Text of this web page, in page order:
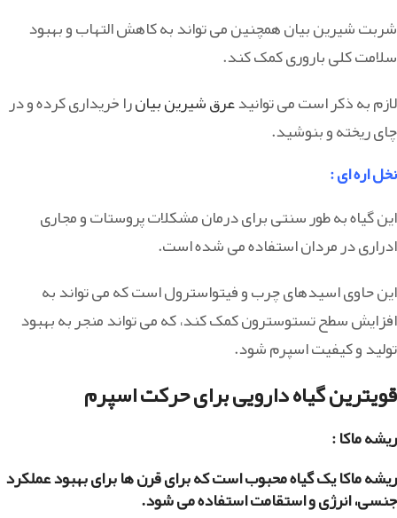
شربت شیرین بیان همچنین می تواند به کاهش التهاب و بهبود
سلامت کلی باروری کمک کند.
لازم به ذکر است می توانیدعرق شیرین بیانرا خریداری کرده و در
چای ریخته و بنوشید.
نخل اره ای:
این گیاه به طور سنتی برای درمان مشکلات پروستات و مجاری
ادراری در مردان استفاده می شده است.
این حاوی اسیدهای چرب و فیتواسترول است که می تواند به
افزایش سطح تستوسترون کمک کند، که می تواند منجر به بهبود
تولید و کیفیت اسپرم شود.
قویترین گیاه دارویی برای حرکت اسپرم
ریشه ماکا :
ریشه ماکا یک گیاه محبوب است که برای قرن ها برایبهبود عملکرد
جنسی، انرژی و استقامتاستفاده می شود.